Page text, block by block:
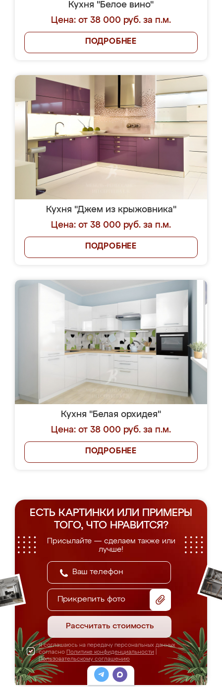
Кухня "Белое вино"
Цена: от 38 000 руб. за п.м.
ПОДРОБНЕЕ
Кухня "Джем из крыжовника"
Цена: от 38 000 руб. за п.м.
ПОДРОБНЕЕ
Кухня "Белая орхидея"
Цена: от 38 000 руб. за п.м.
ПОДРОБНЕЕ
ЕСТЬ КАРТИНКИ ИЛИ ПРИМЕРЫ
ТОГО, ЧТО НРАВИТСЯ?
Присылайте — сделаем также или
лучше!
Прикрепить фото
Рассчитать стоимость
Я соглашаюсь на передачу персональных данных
согласно Политике конфиденциальности
Пользовательскому соглашению